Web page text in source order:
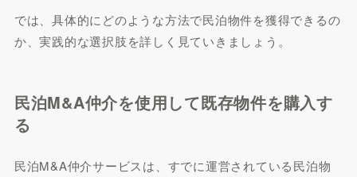
では、具体的にどのような方法で民泊物件を獲得できるの
か、実践的な選択肢を詳しく見ていきましょう。
民泊M&A仲介を使用して既存物件を購入す
る
民泊M&A仲介サービスは、すでに運営されている民泊物